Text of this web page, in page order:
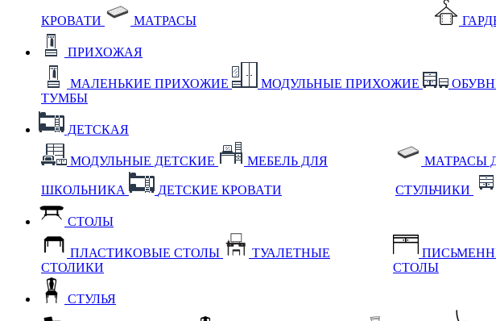
КРОВАТИ МАТРАСЫ
ПРИХОЖАЯ
МАЛЕНЬКИЕ ПРИХОЖИЕ МОДУЛЬНЫЕ ПРИХОЖИЕ
ТУМБЫ
ДЕТСКАЯ
МОДУЛЬНЫЕ ДЕТСКИЕ МЕБЕЛЬ ДЛЯ
ШКОЛЬНИКА ДЕТСКИЕ КРОВАТИ
МАТРАСЫ
СТУЛЬЧИКИ
СТОЛЫ
ПЛАСТИКОВЫЕ СТОЛЫ
ТУАЛЕТНЫЕ
СТОЛИКИ
СТОЛЫ
СТУЛЬЯ